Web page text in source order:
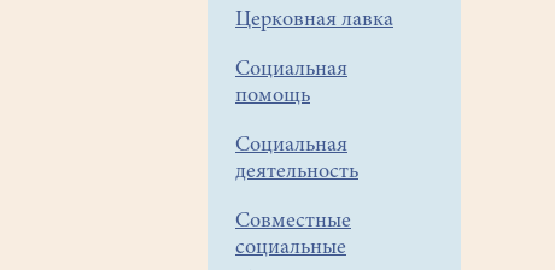
Церковная лавка
Социальная
помощь
Социальная
деятельность
Совместные
социальные